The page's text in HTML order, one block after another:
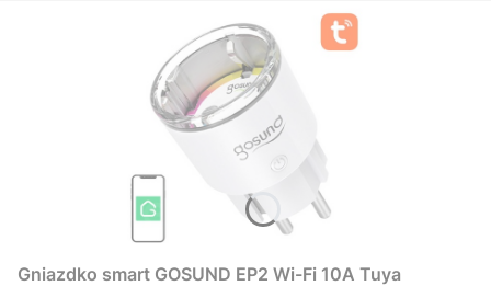
Gniazdko smart GOSUND EP2 Wi-Fi 10A Tuya